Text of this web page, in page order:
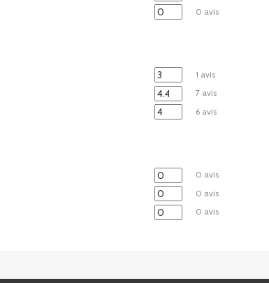
0 avis
1 avis
7 avis
6 avis
0 avis
0 avis
0 avis